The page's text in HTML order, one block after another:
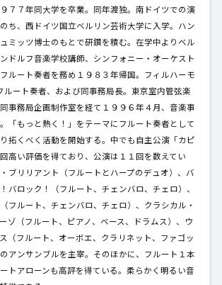
７７年同大学を卒業。同年渡独。南ドイツでの演
ち、西ドイツ国立ベルリン芸術大学に入学。ハン
ミッツ博士のもとで研鑽を積む。在学中よりベル
ドルフ音楽学校講師、シンフォニー・オーケスト
ルート奏者を務め１９８３年帰国。フィルハーモ
ルート奏者、および同事務局長。東京室内管弦楽
事務局企画制作室を経て１９９６年４月、音楽事
「もっと熱く！」をテーマにフルート奏者として
拓くべく活動を開始する。中でも自主公演「カピ
高い評価を得ており、公演は１１回を数えてい
ブリリアント（フルートとハープのデュオ）、バ
バロック！（フルート、チェンバロ、チェロ）、
フルート、チェンバロ、チェロ）、クラシカル・
ゾ（フルート、ピアノ、ベース、ドラムス）、ウ
（フルート、オーボエ、クラリネット、ファゴッ
アンサンブルを主宰。そのほかに、フルート１本
トアローンも高評を得ている。柔らかく明るい音